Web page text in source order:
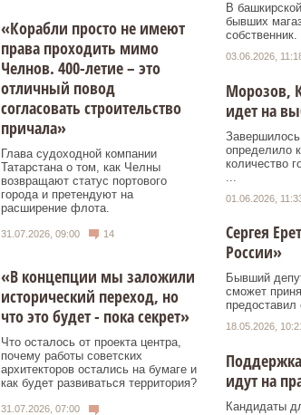
«Корабли просто не имеют
права проходить мимо
Челнов. 400-летие – это
отличный повод
согласовать строительство
причала»
Глава судоходной компании
Татарстана о том, как Челны
возвращают статус портового
города и претендуют на
расширение флота.
31.07.2026, 09:00 14
«В концепции мы заложили
исторический переход, но
что это будет - пока секрет»
Что осталось от проекта центра,
почему работы советских
архитекторов остались на бумаге и
как будет развиваться территория?
31.07.2026, 07:00
В
бывших
03.06.2026,
Морозов,
идет на
Завершилось
определило
количество
01.06.2026,
Сергея
России»
Бывший
сможет
18.05.2026,
идут на
Кандидаты